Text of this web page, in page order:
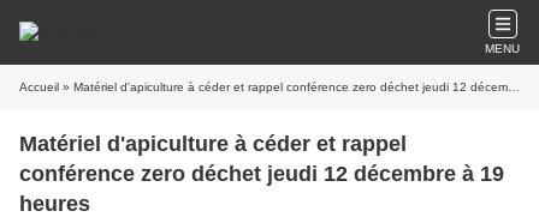
MENU
Accueil » Matériel d'apiculture à céder et rappel conférence zero déchet jeudi 12 décembre à 19 heures
Matériel d'apiculture à céder et rappel
conférence zero déchet jeudi 12 décembre à 19
heures